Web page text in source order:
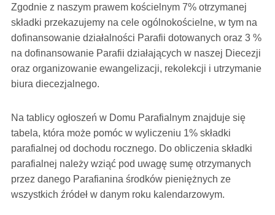
Zgodnie z naszym prawem kościelnym 7% otrzymanej
składki przekazujemy na cele ogólnokościelne, w tym na
dofinansowanie działalności Parafii dotowanych oraz 3 %
na dofinansowanie Parafii działających w naszej Diecezji
oraz organizowanie ewangelizacji, rekolekcji i utrzymanie
biura diecezjalnego.
Na tablicy ogłoszeń w Domu Parafialnym znajduje się
tabela, która może pomóc w wyliczeniu 1% składki
parafialnej od dochodu rocznego. Do obliczenia składki
parafialnej należy wziąć pod uwagę sumę otrzymanych
przez danego Parafianina środków pieniężnych ze
wszystkich źródeł w danym roku kalendarzowym.